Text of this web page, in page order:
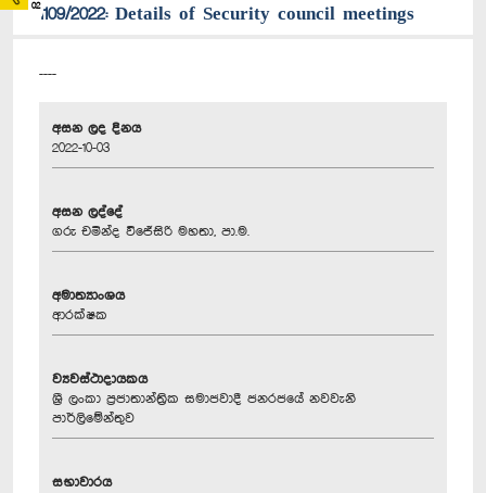
021109/2022: Details of Security council meetings
----
අසන ලද දිනය
2022-10-03
අසන ලද්දේ
ගරු චමින්ද වි‍ජේසිරි මහතා, පා.ම.
අමාත්‍යාංශය
ආරක්ෂක
ව්‍යවස්ථාදායකය
ශ්‍රී ලංකා ප්‍රජාතාන්ත්‍රික සමාජවාදී ජනරජයේ නවවැනි
පාර්ලිමේන්තුව
සභාවාරය